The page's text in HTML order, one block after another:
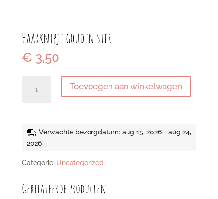
Haarknipje gouden ster
€ 3,50
gouden
Toevoegen aan winkelwagen
Verwachte bezorgdatum: aug 15, 2026 - aug 24,
2026
Categorie: Uncategorized
Gerelateerde producten